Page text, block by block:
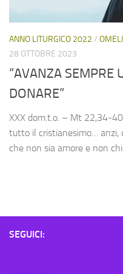
ANNO LITURGICO 2022 /
28 OTTOBRE 2023
“AVANZA SEMPRE
DONARE”
XXX dom.t.o. – Mt 22,34-
tutto il cristianesimo… anzi,
che non sia amore e non
SEGUICI: